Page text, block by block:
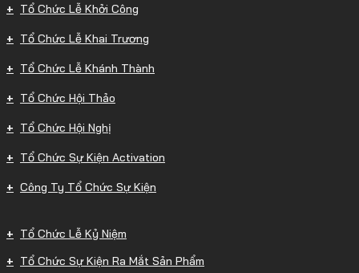
Tổ Chức Lễ Khởi Công
Tổ Chức Lễ Khai Trương
Tổ Chức Lễ Khánh Thành
Tổ Chức Hội Thảo
Tổ Chức Hội Nghị
Tổ Chức Sự Kiện Activation
Công Ty Tổ Chức Sự Kiện
Tổ Chức Lễ Kỷ Niệm
Tổ Chức Sự Kiện Ra Mắt Sản Phẩm